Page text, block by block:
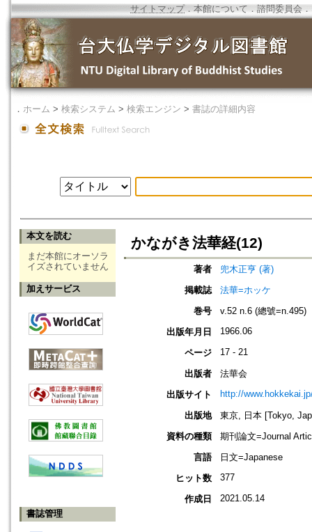
サイトマップ．本館について ． 諮問委員会 ．
． ホーム > 検索システム > 検索エンジン > 書誌の詳細内容
本文を読む
まだ本館にオーソラ
イズされていません
加えサービス
書誌管理
かながき法華経(12)
著者
兜木正亨 (著)
掲載誌
法華=ホッケ
巻号
v.52 n.6 (總號=n.495)
出版年月日
1966.06
ページ 17 - 21
出版者
法華会
出版サイト
http://
出版地
東京, 日本 [Tokyo,
資料の種類
期刊論文=Journal
言語
日文=Japanese
ヒット数
377
作成日 2021.05.14